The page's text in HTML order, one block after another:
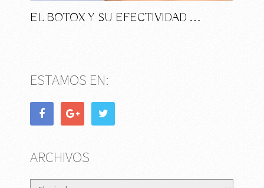
EL BOTOX Y SU EFECTIVIDAD …
ESTAMOS EN:
ARCHIVOS
Archivos